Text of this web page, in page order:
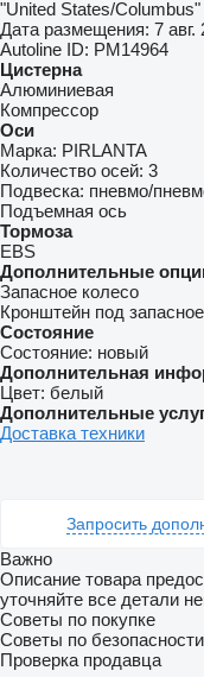
"United States/Columbus"
Дата размещения: 7 авг.
Autoline ID: PM14964
Цистерна
Алюминиевая
Компрессор
Оси
Марка: PIRLANTA
Количество осей: 3
Подвеска: пневмо/
Подъемная ось
Тормоза
EBS
Дополнительные
Запасное колесо
Кронштейн под
Состояние
Состояние: новый
Дополнительная
Цвет: белый
Дополнительные
Доставка техники
Запросить
Важно
Описание товара
уточняйте все детали
Советы по покупке
Советы по безопасности
Проверка продавца